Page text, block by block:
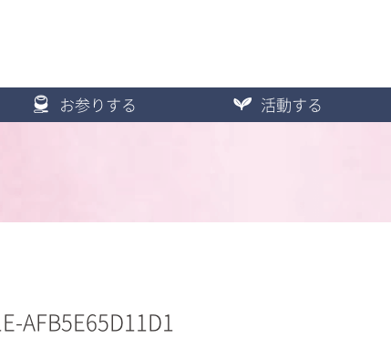
お参りする 活動する
AFB5E65D11D1